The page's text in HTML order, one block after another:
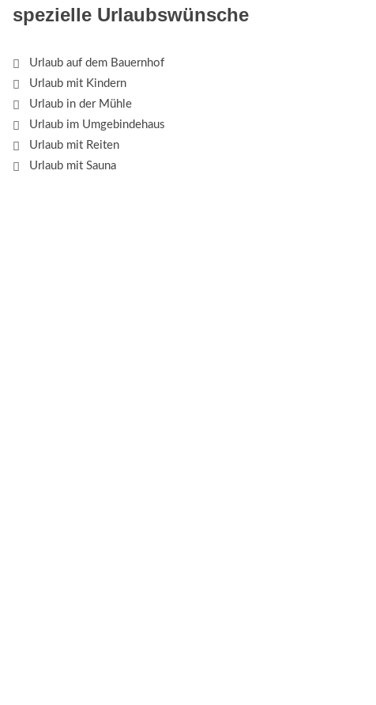
spezielle Urlaubswünsche
Urlaub auf dem Bauernhof
Urlaub mit Kindern
Urlaub in der Mühle
Urlaub im Umgebindehaus
Urlaub mit Reiten
Urlaub mit Sauna